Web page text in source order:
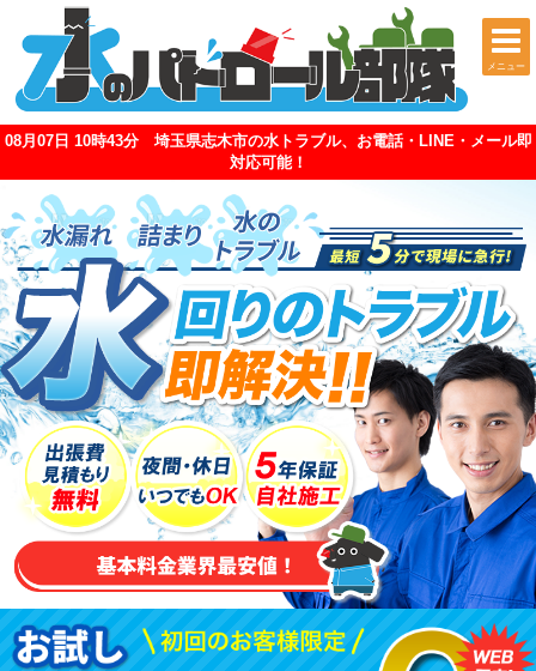
メニュー
08月07日 10時43分 埼玉県志木市の水トラブル、お電話・LINE・メール即
対応可能！